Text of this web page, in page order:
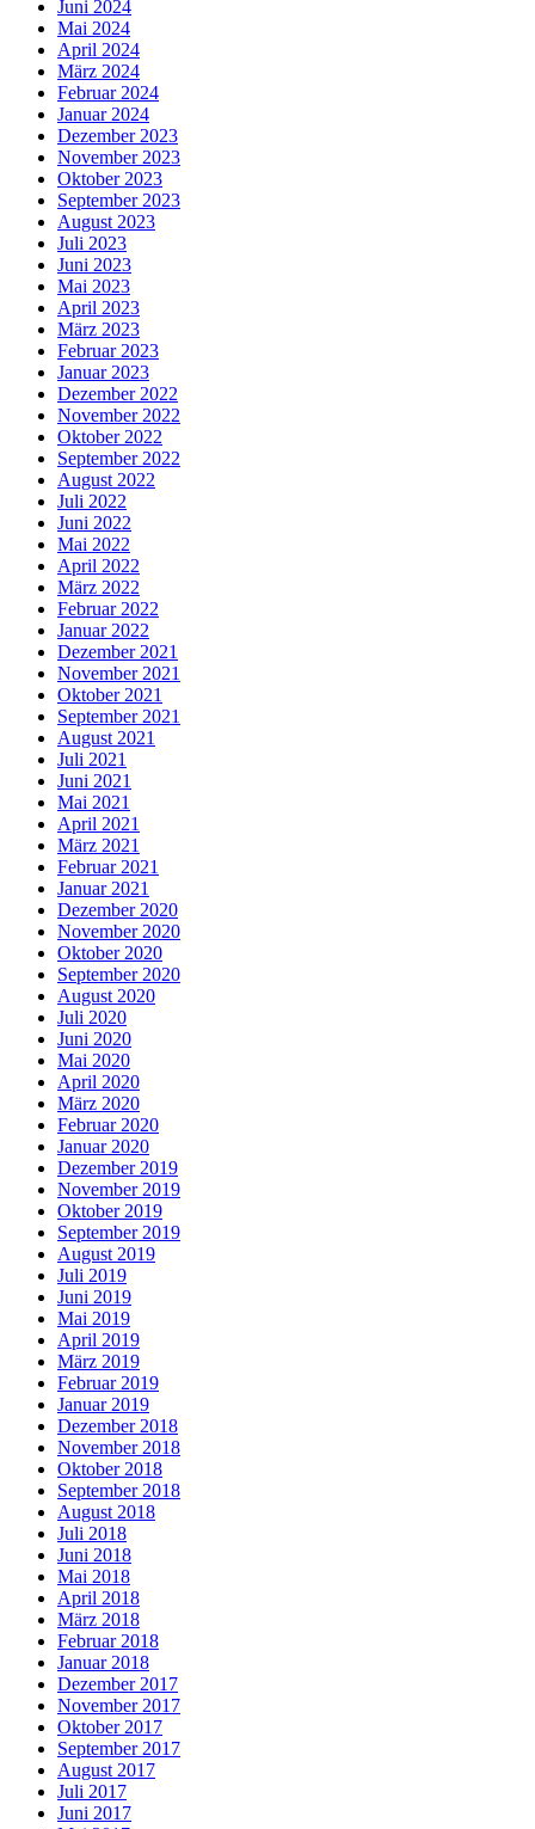
Juni 2024
Mai 2024
April 2024
März 2024
Februar 2024
Januar 2024
Dezember 2023
November 2023
Oktober 2023
September 2023
August 2023
Juli 2023
Juni 2023
Mai 2023
April 2023
März 2023
Februar 2023
Januar 2023
Dezember 2022
November 2022
Oktober 2022
September 2022
August 2022
Juli 2022
Juni 2022
Mai 2022
April 2022
März 2022
Februar 2022
Januar 2022
Dezember 2021
November 2021
Oktober 2021
September 2021
August 2021
Juli 2021
Juni 2021
Mai 2021
April 2021
März 2021
Februar 2021
Januar 2021
Dezember 2020
November 2020
Oktober 2020
September 2020
August 2020
Juli 2020
Juni 2020
Mai 2020
April 2020
März 2020
Februar 2020
Januar 2020
Dezember 2019
November 2019
Oktober 2019
September 2019
August 2019
Juli 2019
Juni 2019
Mai 2019
April 2019
März 2019
Februar 2019
Januar 2019
Dezember 2018
November 2018
Oktober 2018
September 2018
August 2018
Juli 2018
Juni 2018
Mai 2018
April 2018
März 2018
Februar 2018
Januar 2018
Dezember 2017
November 2017
Oktober 2017
September 2017
August 2017
Juli 2017
Juni 2017